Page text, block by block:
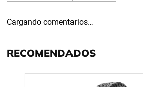
Cargando comentarios…
RECOMENDADOS